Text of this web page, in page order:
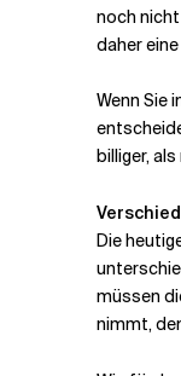
noch
daher
Wenn Sie
billiger,
Die
müssen
nimmt,